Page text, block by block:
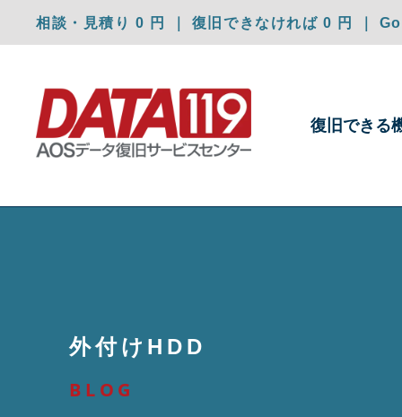
相談・見積り 0 円 ｜ 復旧できなければ 0 円 ｜
復旧できる
外付けHDD
BLOG